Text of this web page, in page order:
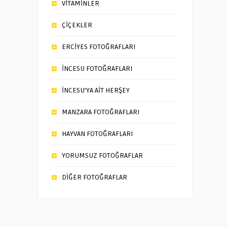
VİTAMİNLER
ÇİÇEKLER
ERCİYES FOTOĞRAFLARI
İNCESU FOTOĞRAFLARI
İNCESU’YA AİT HERŞEY
MANZARA FOTOĞRAFLARI
HAYVAN FOTOĞRAFLARI
YORUMSUZ FOTOĞRAFLAR
DİĞER FOTOĞRAFLAR